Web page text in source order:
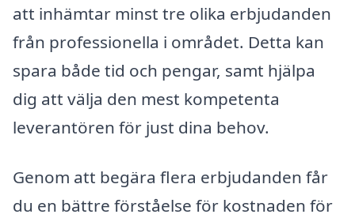
att inhämtar minst tre olika erbjudanden
från professionella i området. Detta kan
spara både tid och pengar, samt hjälpa
dig att välja den mest kompetenta
leverantören för just dina behov.
Genom att begära flera erbjudanden får
du en bättre förståelse för kostnaden för